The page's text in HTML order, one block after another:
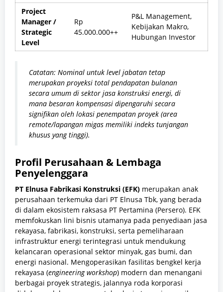
Project
Manager /
Strategic
Level
Rp
45.000.000++
P&L Management,
Kebijakan Makro,
Hubungan Investor
Catatan: Nominal untuk level jabatan tetap
merupakan proyeksi total pendapatan bulanan
secara umum di sektor jasa konstruksi energi, di
mana besaran kompensasi dipengaruhi secara
signifikan oleh lokasi penempatan proyek (area
remote/lapangan migas memiliki indeks tunjangan
khusus yang tinggi).
Profil Perusahaan & Lembaga
Penyelenggara
PT Elnusa Fabrikasi Konstruksi (EFK) merupakan anak
perusahaan terkemuka dari PT Elnusa Tbk, yang berada
di dalam ekosistem raksasa PT Pertamina (Persero). EFK
memfokuskan lini bisnis utamanya pada penyediaan jasa
rekayasa, fabrikasi, konstruksi, serta pemeliharaan
infrastruktur energi terintegrasi untuk mendukung
kelancaran operasional sektor minyak, gas bumi, dan
energi nasional. Mengoperasikan fasilitas bengkel kerja
rekayasa (engineering workshop) modern dan menangani
berbagai proyek strategis, jalannya roda korporasi